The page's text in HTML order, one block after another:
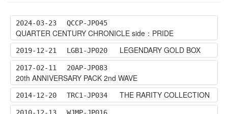
2024-03-23 QCCP-JP045
QUARTER CENTURY CHRONICLE side：PRIDE
2019-12-21 LGB1-JP020 LEGENDARY GOLD BOX
2017-02-11 20AP-JP083
20th ANNIVERSARY PACK 2nd WAVE
2014-12-20 TRC1-JP034 THE RARITY COLLECTION